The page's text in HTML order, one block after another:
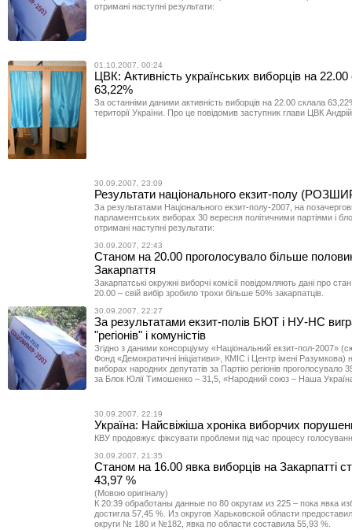
отримані наступні результати:
01.10.2007, 00:24
ЦВК: Активність українських виборців на
63,22%
За останніми даними активність виборців на 22.00 склала
території України. Про це повідомив заступник глави ЦВК
30.09.2007, 23:09
Результати національного екзит-полу
За результатами Національного екзит-полу-2007, на
парламентських виборах 30 вересня політичними партіями і
отримані наступні результати:
30.09.2007, 22:43
Станом на 20.00 проголосувало більше
Закарпаття
Закарпатські окружні виборчі комісії повідомляють дані про
20.00 – свій вибір зробило трохи більше 50% закарпатців.
30.09.2007, 22:27
За результатами екзит-полів БЮТ і НУ-НС
"регіонів" і комуністів
Згідно з даними консорціуму «Національний екзит-пол-2007»
Фонд «Демократичні ініціативи», КМІС і Центр імені Разумкова)
виборах народних депутатів за Партію регіонів проголосувало
за Блок Юлії Тимошенко – 31,5, «Народний союз – Наша
30.09.2007, 22:19
Україна: Найсвіжіша хроніка виборчих
КВУ продовжує фіксувати проблеми під час процесу
30.09.2007, 21:35
Станом на 16.00 явка виборців на Закарпатті
43,97 %
(Мовою оригіналу)
К 20:39 обработаны данные по 80 округам из 225 – пока явка
достигла 57,45 %. Из округов Харьковской области
округи № 180 и №182, явка по области составила 55,93 %.